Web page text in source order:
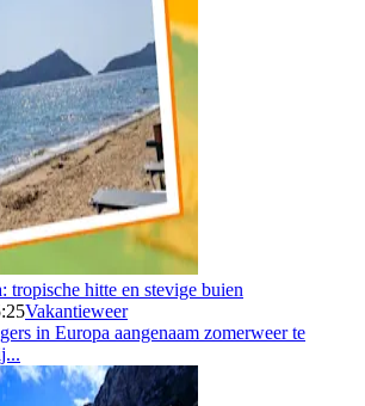
tropische hitte en stevige buien
Vakantieweer
in Europa aangenaam zomerweer te